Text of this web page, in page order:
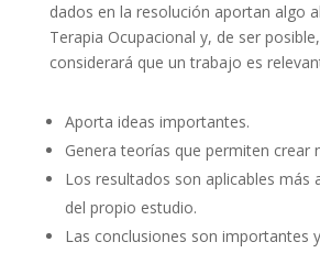
dados en la resolución aportan algo
Terapia Ocupacional y, de ser
considerará que un trabajo es
Aporta ideas importantes.
Genera teorías que permiten crear
Los resultados son aplicables más
del propio estudio.
Las conclusiones son importantes